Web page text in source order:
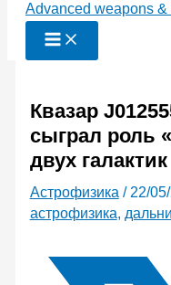
Advanced weapons
Квазар
сыграл роль
двух галактик
Астрофизика / 22/
астрофизика,